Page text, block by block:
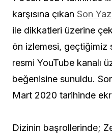
karşısına çıkan Son Yaz
ile dikkatleri üzerine
ön izlemesi, geçtiğimiz
resmi YouTube kanalı
beğenisine sunuldu.
Mart 2020 tarihinde
Dizinin başrollerinde;